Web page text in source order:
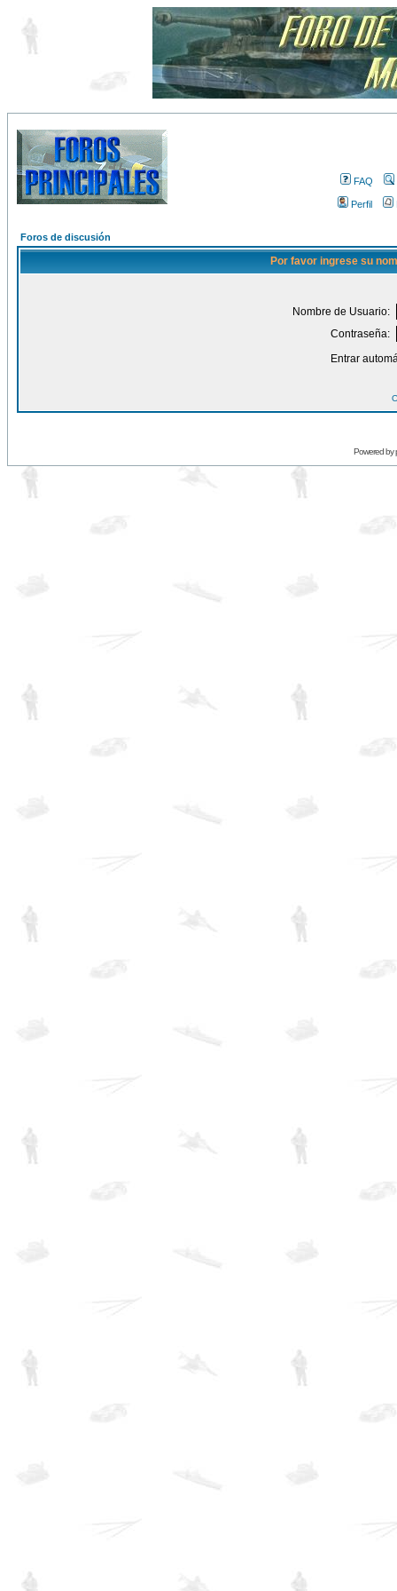
FAQ
Perfil
Foros de discusión
Por favor ingrese su
Nombre de Usuario:
Contraseña:
Entrar
Powered by